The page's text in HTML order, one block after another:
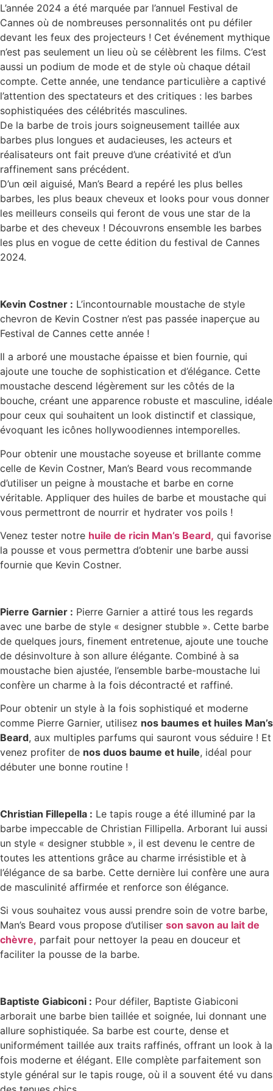
L’année 2024 a été marquée par l’annuel Festival de
Cannes où de nombreuses personnalités ont pu défiler
devant les feux des projecteurs ! Cet événement mythique
n’est pas seulement un lieu où se célèbrent les films. C’est
aussi un podium de mode et de style où chaque détail
compte. Cette année, une tendance particulière a captivé
l’attention des spectateurs et des critiques : les barbes
sophistiquées des célébrités masculines.
De la barbe de trois jours soigneusement taillée aux
barbes plus longues et audacieuses, les acteurs et
réalisateurs ont fait preuve d’une créativité et d’un
raffinement sans précédent.
D’un œil aiguisé, Man’s Beard a repéré les plus belles
barbes, les plus beaux cheveux et looks pour vous donner
les meilleurs conseils qui feront de vous une star de la
barbe et des cheveux ! Découvrons ensemble les barbes
les plus en vogue de cette édition du festival de Cannes
2024.
Kevin Costner : L’incontournable moustache de style
chevron de Kevin Costner n’est pas passée inaperçue au
Festival de Cannes cette année !
Il a arboré une moustache épaisse et bien fournie, qui
ajoute une touche de sophistication et d’élégance. Cette
moustache descend légèrement sur les côtés de la
bouche, créant une apparence robuste et masculine, idéale
pour ceux qui souhaitent un look distinctif et classique,
évoquant les icônes hollywoodiennes intemporelles.
Pour obtenir une moustache soyeuse et brillante comme
celle de Kevin Costner, Man’s Beard vous recommande
d’utiliser un peigne à moustache et barbe en corne
véritable. Appliquer des huiles de barbe et moustache qui
vous permettront de nourrir et hydrater vos poils !
Venez tester notre huile de ricin Man’s Beard, qui favorise
la pousse et vous permettra d’obtenir une barbe aussi
fournie que Kevin Costner.
Pierre Garnier : Pierre Garnier a attiré tous les regards
avec une barbe de style « designer stubble ». Cette barbe
de quelques jours, finement entretenue, ajoute une touche
de désinvolture à son allure élégante. Combiné à sa
moustache bien ajustée, l’ensemble barbe-moustache lui
confère un charme à la fois décontracté et raffiné.
Pour obtenir un style à la fois sophistiqué et moderne
comme Pierre Garnier, utilisez nos baumes et huiles Man’s
Beard, aux multiples parfums qui sauront vous séduire ! Et
venez profiter de nos duos baume et huile, idéal pour
débuter une bonne routine !
Christian Fillepella : Le tapis rouge a été illuminé par la
barbe impeccable de Christian Fillipella. Arborant lui aussi
un style « designer stubble », il est devenu le centre de
toutes les attentions grâce au charme irrésistible et à
l’élégance de sa barbe. Cette dernière lui confère une aura
de masculinité affirmée et renforce son élégance.
Si vous souhaitez vous aussi prendre soin de votre barbe,
Man’s Beard vous propose d’utiliser son savon au lait de
chèvre, parfait pour nettoyer la peau en douceur et
faciliter la pousse de la barbe.
Baptiste Giabiconi : Pour défiler, Baptiste Giabiconi
arborait une barbe bien taillée et soignée, lui donnant une
allure sophistiquée. Sa barbe est courte, dense et
uniformément taillée aux traits raffinés, offrant un look à la
fois moderne et élégant. Elle complète parfaitement son
style général sur le tapis rouge, où il a souvent été vu dans